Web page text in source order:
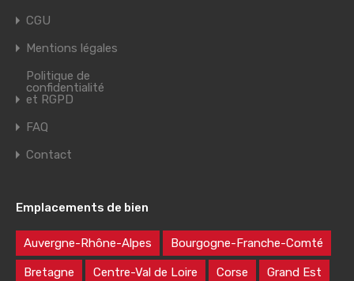
CGU
Mentions légales
Politique de
confidentialité
et RGPD
FAQ
Contact
Emplacements de bien
Auvergne-Rhône-Alpes Bourgogne-Franche-Comté
Bretagne Centre-Val de Loire Corse Grand Est